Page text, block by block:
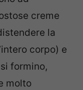
creme
la
corpo) e
formino,
molto